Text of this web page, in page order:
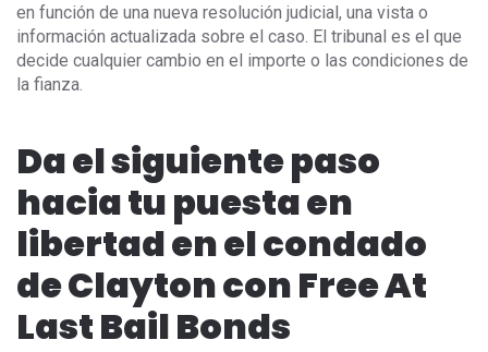
en función de una nueva resolución judicial, una vista o
información actualizada sobre el caso. El tribunal es el que
decide cualquier cambio en el importe o las condiciones de
la fianza.
Da el siguiente paso
hacia tu puesta en
libertad en el condado
de Clayton con Free At
Last Bail Bonds